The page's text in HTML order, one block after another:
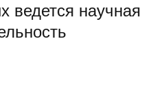
ведется научная